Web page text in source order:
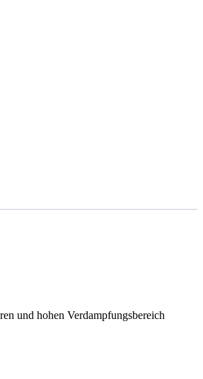
und hohen Verdampfungsbereich